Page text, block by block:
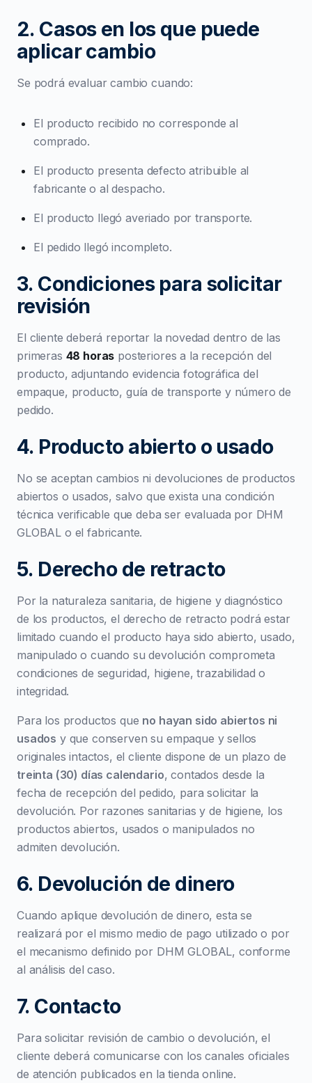
2. Casos en los que puede
aplicar cambio
Se podrá evaluar cambio cuando:
El producto recibido no corresponde al
comprado.
El producto presenta defecto atribuible al
fabricante o al despacho.
El producto llegó averiado por transporte.
El pedido llegó incompleto.
3. Condiciones para solicitar
revisión
El cliente deberá reportar la novedad dentro de las
primeras 48 horas posteriores a la recepción del
producto, adjuntando evidencia fotográfica del
empaque, producto, guía de transporte y número de
pedido.
4. Producto abierto o usado
No se aceptan cambios ni devoluciones de productos
abiertos o usados, salvo que exista una condición
técnica verificable que deba ser evaluada por DHM
GLOBAL o el fabricante.
5. Derecho de retracto
Por la naturaleza sanitaria, de higiene y diagnóstico
de los productos, el derecho de retracto podrá estar
limitado cuando el producto haya sido abierto, usado,
manipulado o cuando su devolución comprometa
condiciones de seguridad, higiene, trazabilidad o
integridad.
Para los productos que no hayan sido abiertos ni
usados y que conserven su empaque y sellos
originales intactos, el cliente dispone de un plazo de
treinta (30) días calendario, contados desde la
fecha de recepción del pedido, para solicitar la
devolución. Por razones sanitarias y de higiene, los
productos abiertos, usados o manipulados no
admiten devolución.
6. Devolución de dinero
Cuando aplique devolución de dinero, esta se
realizará por el mismo medio de pago utilizado o por
el mecanismo definido por DHM GLOBAL, conforme
al análisis del caso.
7. Contacto
Para solicitar revisión de cambio o devolución, el
cliente deberá comunicarse con los canales oficiales
de atención publicados en la tienda online.